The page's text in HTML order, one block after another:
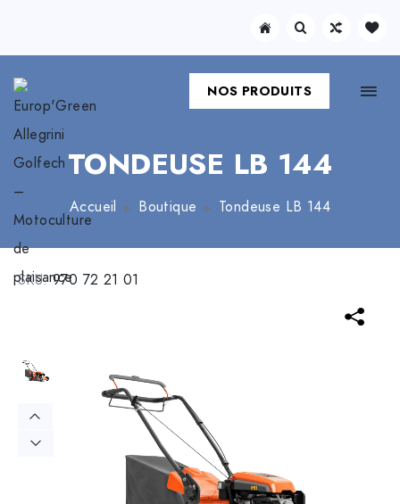
NOS PRODUITS
TONDEUSE LB 144
Accueil Boutique Tondeuse LB 144
SKU:970 72 21 01